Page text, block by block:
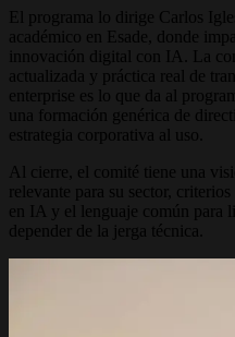
El programa lo dirige Carlos
académico en Esade, donde
innovación digital con IA. La
actualizada y práctica real de
enterprise es lo que da al
una formación genérica de
estrategia corporativa al uso.
Al cierre, el comité tiene una
relevante para su sector,
en IA y el lenguaje común para
depender de la jerga técnica.